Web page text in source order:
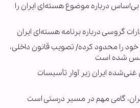
درباره موضوع هسته‌ای ایران را
گروسی درباره برنامه هسته‌ای ایران
را محدود کرده/ تصویب قانون داخلی،
شده است
ایران زیر آوار تأسیسات
گامی مهم در مسیر درستی است